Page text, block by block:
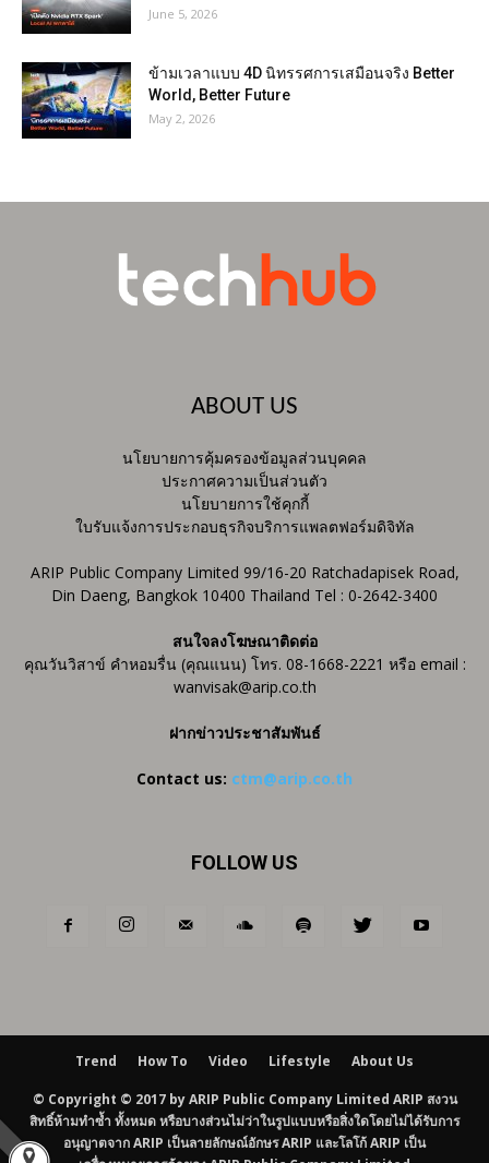
June 5, 2026
ข้ามเวลาแบบ 4D นิทรรศการเสมือนจริง Better
World, Better Future
May 2, 2026
ABOUT US
นโยบายการคุ้มครองข้อมูลส่วนบุคคล
ประกาศความเป็นส่วนตัว
นโยบายการใช้คุกกี้
ใบรับแจ้งการประกอบธุรกิจบริการแพลตฟอร์มดิจิทัล
ARIP Public Company Limited 99/16-20 Ratchadapisek Road,
Din Daeng, Bangkok 10400 Thailand Tel : 0-2642-3400
สนใจลงโฆษณาติดต่อ
คุณวันวิสาข์ คำหอมรื่น (คุณแนน) โทร. 08-1668-2221 หรือ email :
wanvisak@arip.co.th
ฝากข่าวประชาสัมพันธ์
Contact us: ctm@arip.co.th
FOLLOW US
Trend How To Video Lifestyle About Us
© Copyright © 2017 by ARIP Public Company Limited ARIP สงวน
สิทธิ์ห้ามทำซ้ำ ทั้งหมด หรือบางส่วนไม่ว่าในรูปแบบหรือสิ่งใดโดยไม่ได้รับการ
อนุญาตจาก ARIP เป็นลายลักษณ์อักษร ARIP และโลโก้ ARIP เป็น